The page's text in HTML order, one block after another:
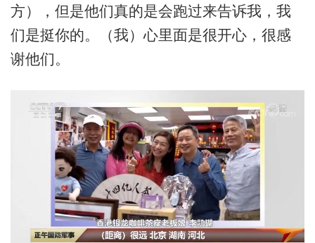
方），但是他们真的是会跑过来告诉我，我
们是挺你的。（我）心里面是很开心，很感
谢他们。